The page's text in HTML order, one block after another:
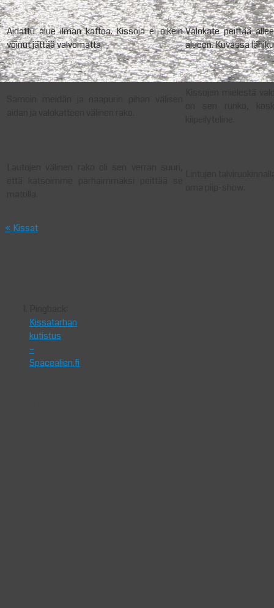
Aidattu alue ilman kattoa. Kissoja ei oikein
voinut jättää valvomatta.
Valokate peittää
alueen. Kuvassa
« Kissat
Kissatarhan
kutistus
–
Spacealien.fi